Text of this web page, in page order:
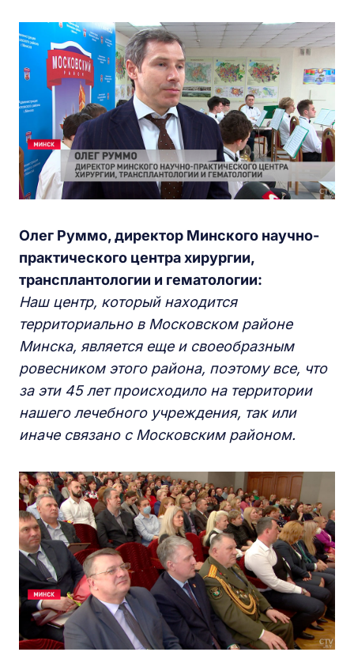
Олег Руммо,директор Минского научно-
практического центра хирургии,
трансплантологии и гематологии:
Наш центр, который находится
территориально в Московском районе
Минска, является еще и своеобразным
ровесником этого района, поэтому все, что
за эти 45 лет происходило на территории
нашего лечебного учреждения, так или
иначе связано с Московским районом.